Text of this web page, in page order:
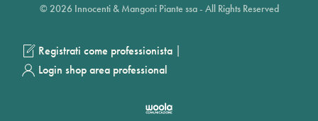
© 2026 Innocenti & Mangoni Piante ssa - All Rights Reserved
Registrati come professionista |
Login shop area professional